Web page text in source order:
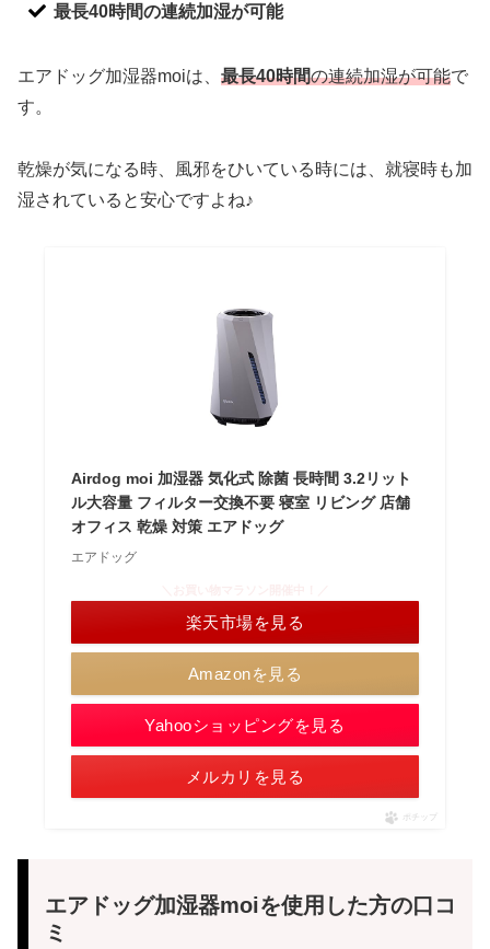
最長40時間の連続加湿が可能
エアドッグ加湿器moiは、 最長40時間の連続加湿が可能で
す。
乾燥が気になる時、風邪をひいている時には、就寝時も加
湿されていると安心ですよね♪
Airdog moi 加湿器 気化式 除菌 長時間 3.2リット
ル大容量 フィルター交換不要 寝室 リビング 店舗
オフィス 乾燥 対策 エアドッグ
エアドッグ
Amazonを見る
楽天市場を見る
Yahooショッピングを見る
メルカリを見る
ポチップ
エアドッグ加湿器moiを使用した方の口コ
ミ